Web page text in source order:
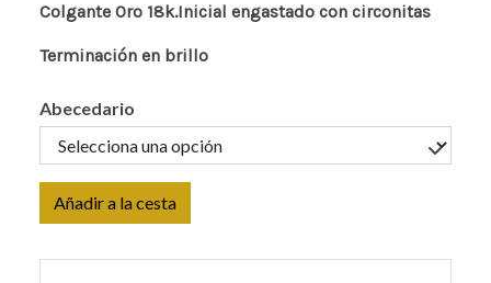
Colgante Oro 18k.Inicial engastado con circonitas
Terminación en brillo
Abecedario
Añadir a la cesta